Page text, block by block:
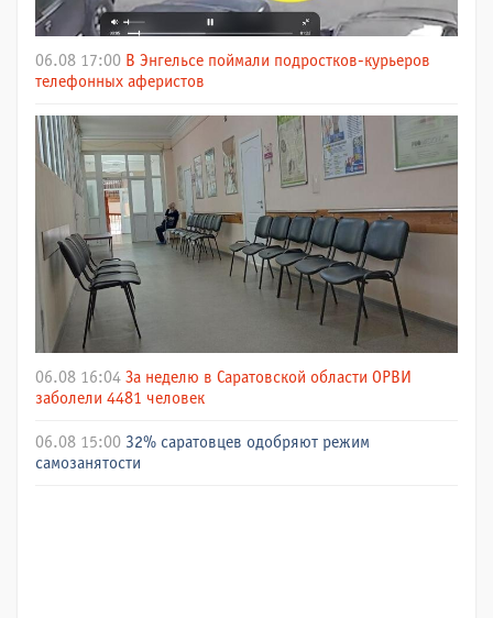
06.08 17:00 В Энгельсе поймали подростков-курьеров
телефонных аферистов
06.08 16:04 За неделю в Саратовской области ОРВИ
заболели 4481 человек
06.08 15:00 32% саратовцев одобряют режим
самозанятости